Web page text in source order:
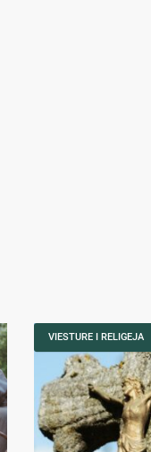
VIESTURE I RELIGEJA